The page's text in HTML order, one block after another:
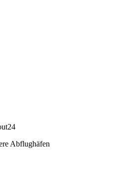
Abflughäfen